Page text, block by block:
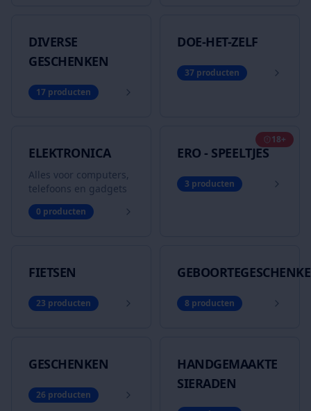
DIVERSE
GESCHENKEN
17 producten
DOE-HET-ZELF
37 producten
ELEKTRONICA
Alles voor computers,
telefoons en gadgets
0 producten
18+
ERO - SPEELTJES
3 producten
FIETSEN
23 producten 8 producten
GESCHENKEN
26 producten
HANDGEMAAKTE
SIERADEN